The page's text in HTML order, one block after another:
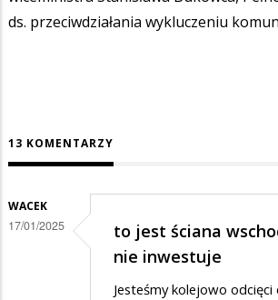
ds. przeciwdziałania wykluczeniu
13 KOMENTARZY
WACEK
17/01/2025
to jest ściana
nie inwestuje
Jesteśmy kolejowo odcięci